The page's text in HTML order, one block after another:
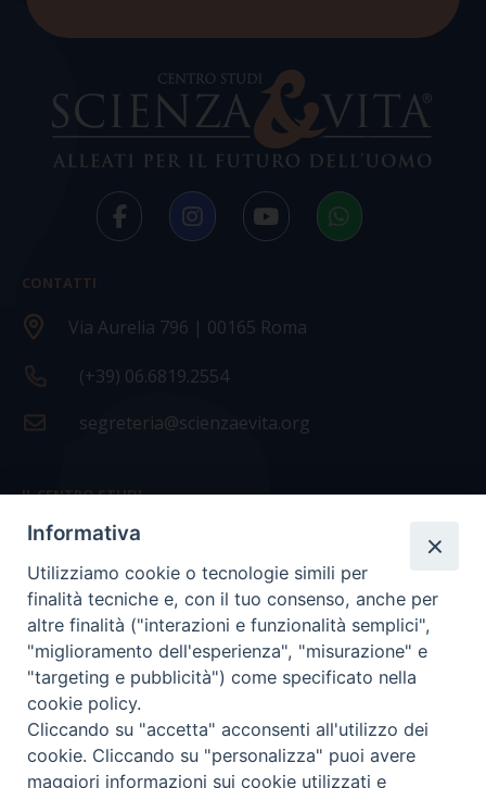
CONTATTI
Via Aurelia 796 | 00165 Roma
(+39) 06.6819.2554
segreteria@scienzaevita.org
IL CENTRO STUDI
La nostra storia
Statuto
Presidenza e ufficio presidenza
Consiglio scientifico
Coordinamento nazionale
Informativa
Utilizziamo cookie o tecnologie simili per
finalità tecniche e, con il tuo consenso, anche per
altre finalità ("interazioni e funzionalità semplici",
"miglioramento dell'esperienza", "misurazione" e
"targeting e pubblicità") come specificato nella
cookie policy.
Cliccando su "accetta" acconsenti all'utilizzo dei
cookie. Cliccando su "personalizza" puoi avere
maggiori informazioni sui cookie utilizzati e